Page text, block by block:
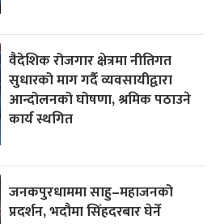
वैदेशिक रोजगार क्षेत्रमा नीतिगत
सुधारको माग गर्दै व्यवसायीद्वारा
आन्दोलनको घोषणा, श्रमिक पठाउने
कार्य स्थगित
जनकपुरधाममा साहु–महाजनको
प्रदर्शन, भदौमा सिंहदरबार घेर्ने